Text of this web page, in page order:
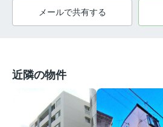
メールで共有する
近隣の物件